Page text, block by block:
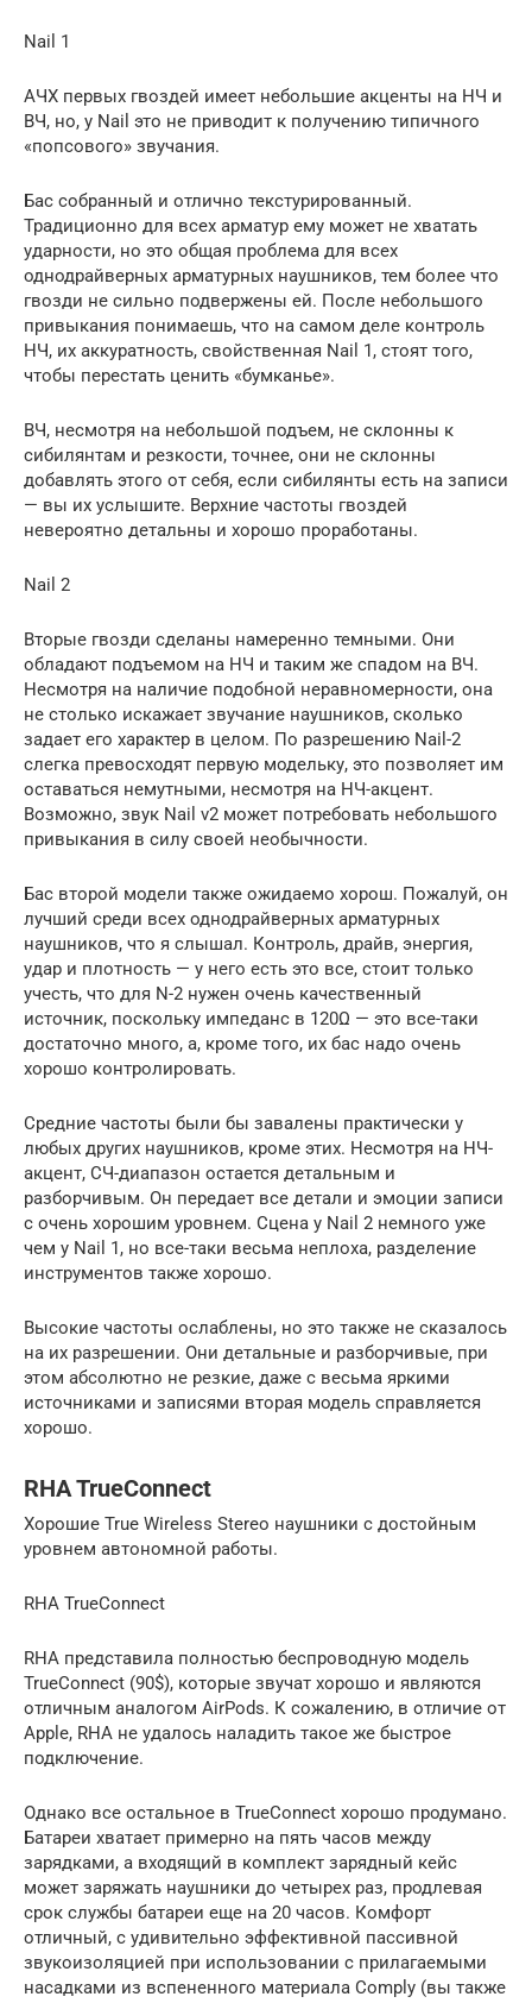
Nail 1
АЧХ первых гвоздей имеет небольшие акценты на НЧ и
ВЧ, но, у Nail это не приводит к получению типичного
«попсового» звучания.
Бас собранный и отлично текстурированный.
Традиционно для всех арматур ему может не хватать
ударности, но это общая проблема для всех
однодрайверных арматурных наушников, тем более что
гвозди не сильно подвержены ей. После небольшого
привыкания понимаешь, что на самом деле контроль
НЧ, их аккуратность, свойственная Nail 1, стоят того,
чтобы перестать ценить «бумканье».
ВЧ, несмотря на небольшой подъем, не склонны к
сибилянтам и резкости, точнее, они не склонны
добавлять этого от себя, если сибилянты есть на записи
— вы их услышите. Верхние частоты гвоздей
невероятно детальны и хорошо проработаны.
Nail 2
Вторые гвозди сделаны намеренно темными. Они
обладают подъемом на НЧ и таким же спадом на ВЧ.
Несмотря на наличие подобной неравномерности, она
не столько искажает звучание наушников, сколько
задает его характер в целом. По разрешению Nail-2
слегка превосходят первую модельку, это позволяет им
оставаться немутными, несмотря на НЧ-акцент.
Возможно, звук Nail v2 может потребовать небольшого
привыкания в силу своей необычности.
Бас второй модели также ожидаемо хорош. Пожалуй, он
лучший среди всех однодрайверных арматурных
наушников, что я слышал. Контроль, драйв, энергия,
удар и плотность — у него есть это все, стоит только
учесть, что для N-2 нужен очень качественный
источник, поскольку импеданс в 120Ω — это все-таки
достаточно много, а, кроме того, их бас надо очень
хорошо контролировать.
Средние частоты были бы завалены практически у
любых других наушников, кроме этих. Несмотря на НЧ-
акцент, СЧ-диапазон остается детальным и
разборчивым. Он передает все детали и эмоции записи
с очень хорошим уровнем. Сцена у Nail 2 немного уже
чем у Nail 1, но все-таки весьма неплоха, разделение
инструментов также хорошо.
Высокие частоты ослаблены, но это также не сказалось
на их разрешении. Они детальные и разборчивые, при
этом абсолютно не резкие, даже с весьма яркими
источниками и записями вторая модель справляется
хорошо.
RHA TrueConnect
Хорошие True Wireless Stereo наушники с достойным
уровнем автономной работы.
RHA TrueConnect
RHA представила полностью беспроводную модель
TrueConnect (90$), которые звучат хорошо и являются
отличным аналогом AirPods. К сожалению, в отличие от
Apple, RHA не удалось наладить такое же быстрое
подключение.
Однако все остальное в TrueConnect хорошо продумано.
Батареи хватает примерно на пять часов между
зарядками, а входящий в комплект зарядный кейс
может заряжать наушники до четырех раз, продлевая
срок службы батареи еще на 20 часов. Комфорт
отличный, с удивительно эффективной пассивной
звукоизоляцией при использовании с прилагаемыми
насадками из вспененного материала Comply (вы также